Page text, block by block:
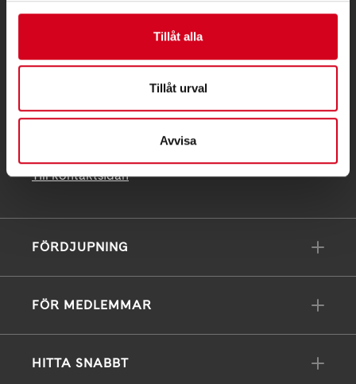
Tillåt alla
Tillåt urval
Avvisa
Postadress:
171 04 Solna
PG 90 10 07-5 | BG 901-0075 | Swishgåva 90 100
75 | Organisationsnummer 802002-3605
Till kontaktsidan
FÖRDJUPNING
FÖR MEDLEMMAR
HITTA SNABBT